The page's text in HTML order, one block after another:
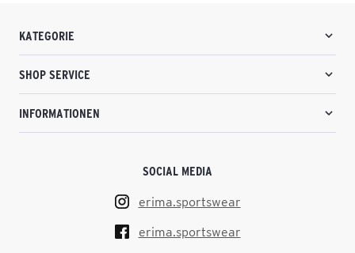
KATEGORIE
SHOP SERVICE
INFORMATIONEN
SOCIAL MEDIA
erima.sportswear
erima.sportswear